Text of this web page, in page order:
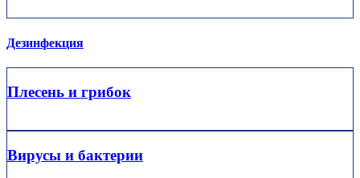
Дезинфекция
Плесень и грибок
Вирусы и бактерии